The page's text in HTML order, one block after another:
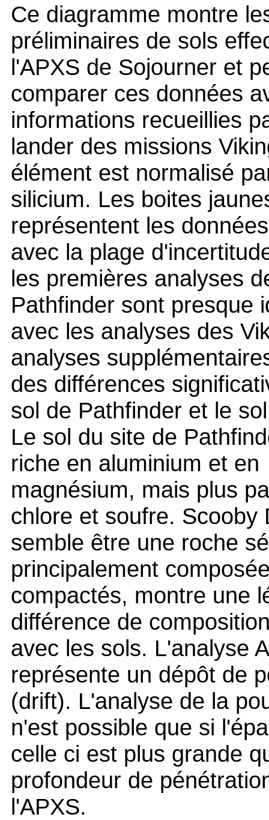
Ce diagramme montre
préliminaires de sols
l'APXS de Sojourner et
comparer ces données
informations recueillies
lander des missions
élément est normalisé
silicium. Les boites
représentent les
avec la plage
les premières analyses
Pathfinder sont presque
avec les analyses des
analyses
des différences
sol de Pathfinder et le
Le sol du site de
riche en aluminium et en
magnésium, mais plus
chlore et soufre. Scooby
semble être une roche
principalement
compactés, montre une
différence de
avec les sols. L'analyse
représente un dépôt de
(drift). L'analyse de la
n'est possible que si
celle ci est plus grande
profondeur de
l'APXS.